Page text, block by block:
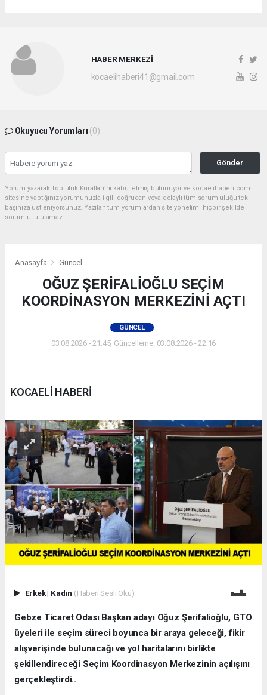
HABER MERKEZİ
kocaelihaberi41@gmail.com
Okuyucu Yorumları (0)
Gönder
Yorum yazarak Topluluk Kuralları’nı kabul etmiş bulunuyor ve kocaelihaberi.com
sitesine yaptığınız yorumunuzla ilgili doğrudan veya dolaylı tüm sorumluluğu tek
başınıza üstleniyorsunuz. Yazılan tüm yorumlardan site yönetimi hiçbir şekilde
sorumlu tutulamaz.
Anasayfa Güncel
OĞUZ ŞERİFALİOĞLU SEÇİM
KOORDİNASYON MERKEZİNİ AÇTI
GÜNCEL
03.08.2026 - 21:45, Güncelleme: 03.08.2026 - 22:16
KOCAELİ HABERİ
Erkek| Kadın (Haberi Sesli Oku)
Gebze Ticaret Odası Başkan adayı Oğuz Şerifalioğlu, GTO
üyeleri ile seçim süreci boyunca bir araya geleceği, fikir
alışverişinde bulunacağı ve yol haritalarını birlikte
şekillendireceği Seçim Koordinasyon Merkezinin açılışını
gerçekleştirdi..